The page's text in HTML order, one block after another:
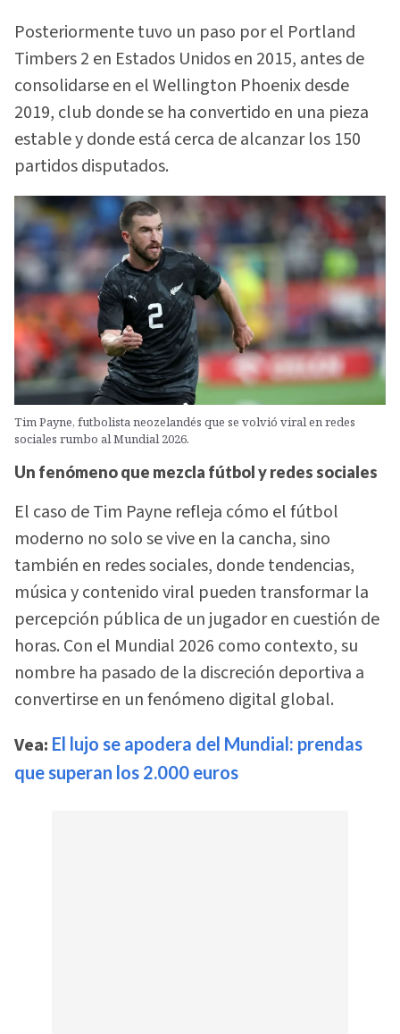
Posteriormente tuvo un paso por el Portland
Timbers 2 en Estados Unidos en 2015, antes de
consolidarse en el Wellington Phoenix desde
2019, club donde se ha convertido en una pieza
estable y donde está cerca de alcanzar los 150
partidos disputados.
Tim Payne, futbolista neozelandés que se volvió viral en redes
sociales rumbo al Mundial 2026.
Un fenómeno que mezcla fútbol y redes sociales
El caso de Tim Payne refleja cómo el fútbol
moderno no solo se vive en la cancha, sino
también en redes sociales, donde tendencias,
música y contenido viral pueden transformar la
percepción pública de un jugador en cuestión de
horas. Con el Mundial 2026 como contexto, su
nombre ha pasado de la discreción deportiva a
convertirse en un fenómeno digital global.
Vea: El lujo se apodera del Mundial: prendas
que superan los 2.000 euros